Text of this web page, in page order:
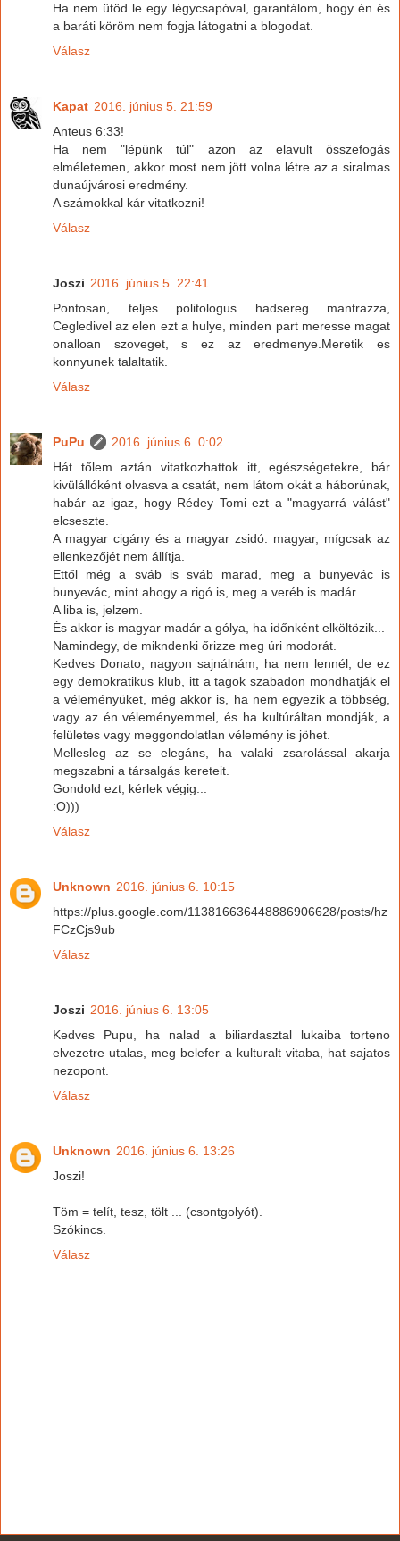
Ha nem ütöd le egy légycsapóval, garantálom, hogy én és
a baráti köröm nem fogja látogatni a blogodat.
Válasz
Kapat 2016. június 5. 21:59
Anteus 6:33!
Ha nem "lépünk túl" azon az elavult összefogás
elméletemen, akkor most nem jött volna létre az a siralmas
dunaújvárosi eredmény.
A számokkal kár vitatkozni!
Válasz
Joszi 2016. június 5. 22:41
Pontosan, teljes politologus hadsereg mantrazza,
Cegledivel az elen ezt a hulye, minden part meresse magat
onalloan szoveget, s ez az eredmenye.Meretik es
konnyunek talaltatik.
Válasz
PuPu
2016. június 6. 0:02
Hát tőlem aztán vitatkozhattok itt, egészségetekre, bár
kivülállóként olvasva a csatát, nem látom okát a háborúnak,
habár az igaz, hogy Rédey Tomi ezt a "magyarrá válást"
elcseszte.
A magyar cigány és a magyar zsidó: magyar, mígcsak az
ellenkezőjét nem állítja.
Ettől még a sváb is sváb marad, meg a bunyevác is
bunyevác, mint ahogy a rigó is, meg a veréb is madár.
A liba is, jelzem.
És akkor is magyar madár a gólya, ha időnként elköltözik...
Namindegy, de mikndenki őrizze meg úri modorát.
Kedves Donato, nagyon sajnálnám, ha nem lennél, de ez
egy demokratikus klub, itt a tagok szabadon mondhatják el
a véleményüket, még akkor is, ha nem egyezik a többség,
vagy az én véleményemmel, és ha kultúráltan mondják, a
felületes vagy meggondolatlan vélemény is jöhet.
Mellesleg az se elegáns, ha valaki zsarolással akarja
megszabni a társalgás kereteit.
Gondold ezt, kérlek végig...
:O)))
Válasz
Unknown 2016. június 6. 10:15
https://plus.google.com/113816636448886906628/posts/hz
FCzCjs9ub
Válasz
Joszi 2016. június 6. 13:05
Kedves Pupu, ha nalad a biliardasztal lukaiba torteno
elvezetre utalas, meg belefer a kulturalt vitaba, hat sajatos
nezopont.
Válasz
Unknown 2016. június 6. 13:26
Joszi!
Töm = telít, tesz, tölt ... (csontgolyót).
Szókincs.
Válasz